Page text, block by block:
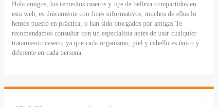
Hola amigos, los remedios caseros y tips de belleza compartidos en
esta web, es únicamente con fines informativos, muchos de ellos lo
hemos puesto en práctica, o han sido otorgados por amigas.Te
recomendamos consultar con un especialista antes de usar cualquier
tratamiento casero, ya que cada organismo, piel y cabello es único y
diferente en cada persona.